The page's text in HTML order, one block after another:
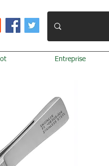
Entreprise